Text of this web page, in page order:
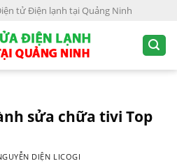
tử Điện lạnh tại Quảng Ninh
sửa chữa tivi Top
DIỆN LICOGI